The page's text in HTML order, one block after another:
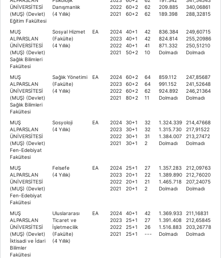
ÜNİVERSİTESİ
(MUŞ) (Devlet)
Eğitim Fakültesi
Danışmanlık
(4 Yıllık)
2022
2021
60+2
60+2
62
62
209.885
189.398
340,06861
288,32815
MUŞ
ALPARSLAN
ÜNİVERSİTESİ
(MUŞ) (Devlet)
Sağlık Bilimleri
Fakültesi
Sosyal Hizmet
(Fakülte)
(4 Yıllık)
EA
2024
2023
2022
2021
40+1
40+1
40+1
50+2
42
42
41
10
836.384
824.814
871.332
Dolmadı
249,60715
255,20986
250,51210
Dolmadı
MUŞ
ALPARSLAN
ÜNİVERSİTESİ
(MUŞ) (Devlet)
Sağlık Bilimleri
Fakültesi
Sağlık Yönetimi
(Fakülte)
(4 Yıllık)
EA
2024
2023
2022
2021
60+2
60+2
60+2
80+2
64
64
62
11
859.112
991.152
924.892
Dolmadı
247,85687
241,52648
246,21364
Dolmadı
MUŞ
ALPARSLAN
ÜNİVERSİTESİ
(MUŞ) (Devlet)
Fen-Edebiyat
Fakültesi
Sosyoloji
(4 Yıllık)
EA
2024
2023
2022
2021
30+1
30+1
30+1
30+1
32
32
31
2
1.324.339
1.315.730
1.384.007
Dolmadı
214,47668
217,91522
213,27472
Dolmadı
MUŞ
ALPARSLAN
ÜNİVERSİTESİ
(MUŞ) (Devlet)
Fen-Edebiyat
Fakültesi
Felsefe
(4 Yıllık)
EA
2024
2023
2022
2021
25+1
20+1
20+1
20+1
27
22
21
2
1.357.283
1.389.890
1.465.718
Dolmadı
212,09763
212,76020
207,24075
Dolmadı
MUŞ
ALPARSLAN
ÜNİVERSİTESİ
(MUŞ) (Devlet)
İktisadi ve İdari
Bilimler
Fakültesi
Uluslararası
Ticaret ve
İşletmecilik
(Fakülte)
(4 Yıllık)
EA
2024
2023
2022
2021
40+1
25+1
25+1
25+1
42
27
26
---
1.369.933
1.391.408
1.516.883
Dolmadı
211,16831
212,65845
203,26778
Dolmadı